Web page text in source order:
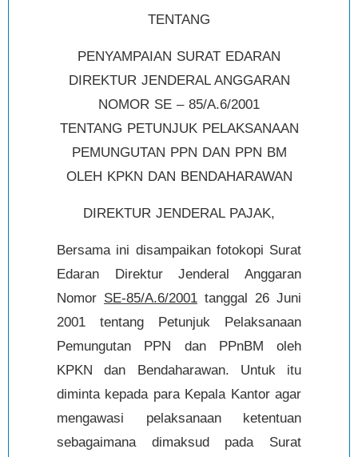
TENTANG
PENYAMPAIAN SURAT EDARAN
DIREKTUR JENDERAL ANGGARAN
NOMOR SE – 85/A.6/2001
TENTANG PETUNJUK PELAKSANAAN
PEMUNGUTAN PPN DAN PPN BM
OLEH KPKN DAN BENDAHARAWAN
DIREKTUR JENDERAL PAJAK,
Bersama ini disampaikan fotokopi Surat
Edaran Direktur Jenderal Anggaran
Nomor SE-85/A.6/2001 tanggal 26 Juni
2001 tentang Petunjuk Pelaksanaan
Pemungutan PPN dan PPnBM oleh
KPKN dan Bendaharawan. Untuk itu
diminta kepada para Kepala Kantor agar
mengawasi pelaksanaan ketentuan
sebagaimana dimaksud pada Surat